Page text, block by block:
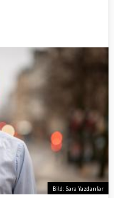
Bild: Sara Yazdanfar